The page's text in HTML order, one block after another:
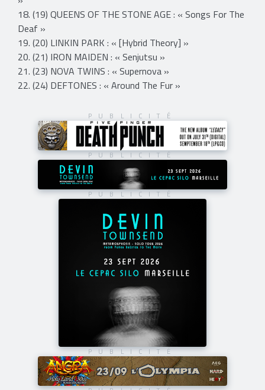
18. (19) QUEENS OF THE STONE AGE : « Songs For The
Deaf »
19. (20) LINKIN PARK : « [Hybrid Theory] »
20. (21) IRON MAIDEN : « Senjutsu »
21. (23) NOVA TWINS : « Supernova »
22. (24) DEFTONES : « Around The Fur »